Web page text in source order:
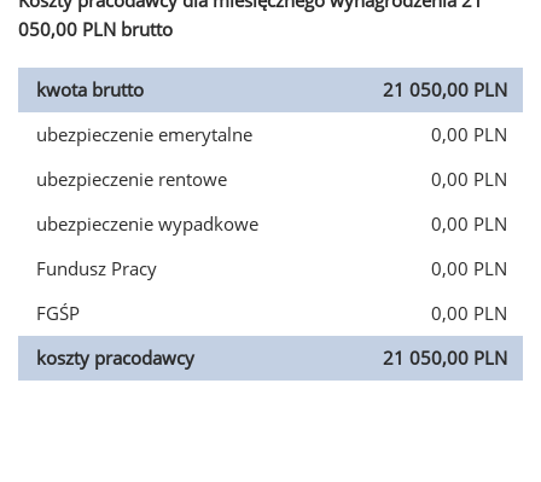
050,00 PLN brutto
kwota brutto
21 050,00 PLN
ubezpieczenie emerytalne
0,00 PLN
ubezpieczenie rentowe
0,00 PLN
ubezpieczenie wypadkowe
0,00 PLN
Fundusz Pracy
0,00 PLN
FGŚP
0,00 PLN
koszty pracodawcy
21 050,00 PLN